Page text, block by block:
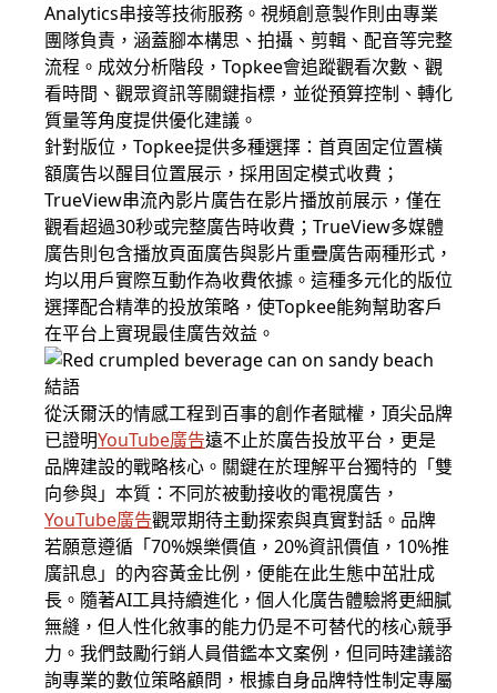
Analytics串接等技術服務。視頻創意製作則由專業
團隊負責，涵蓋腳本構思、拍攝、剪輯、配音等完整
流程。成效分析階段，Topkee會追蹤觀看次數、觀
看時間、觀眾資訊等關鍵指標，並從預算控制、轉化
質量等角度提供優化建議。
針對版位，Topkee提供多種選擇：首頁固定位置橫
額廣告以醒目位置展示，採用固定模式收費；
TrueView串流內影片廣告在影片播放前展示，僅在
觀看超過30秒或完整廣告時收費；TrueView多媒體
廣告則包含播放頁面廣告與影片重疊廣告兩種形式，
均以用戶實際互動作為收費依據。這種多元化的版位
選擇配合精準的投放策略，使Topkee能夠幫助客戶
在平台上實現最佳廣告效益。
結語
從沃爾沃的情感工程到百事的創作者賦權，頂尖品牌
已證明YouTube廣告遠不止於廣告投放平台，更是
品牌建設的戰略核心。關鍵在於理解平台獨特的「雙
向參與」本質：不同於被動接收的電視廣告，
YouTube廣告觀眾期待主動探索與真實對話。品牌
若願意遵循「70%娛樂價值，20%資訊價值，10%推
廣訊息」的內容黃金比例，便能在此生態中茁壯成
長。隨著AI工具持續進化，個人化廣告體驗將更細膩
無縫，但人性化敘事的能力仍是不可替代的核心競爭
力。我們鼓勵行銷人員借鑑本文案例，但同時建議諮
詢專業的數位策略顧問，根據自身品牌特性制定專屬